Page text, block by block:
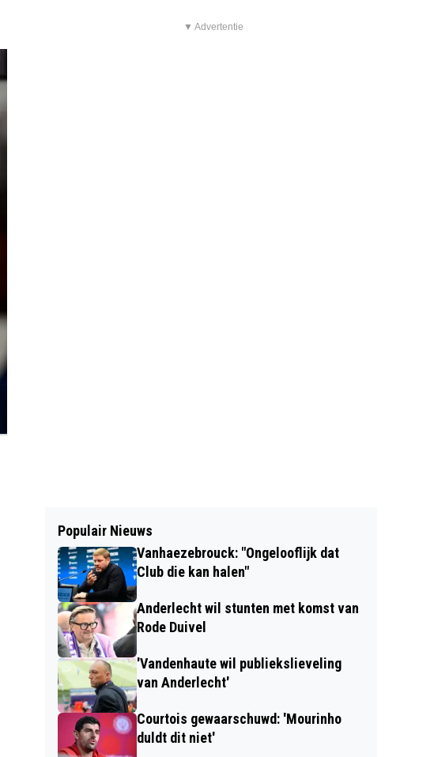
▼ Advertentie
Populair Nieuws
Vanhaezebrouck: "Ongelooflijk dat
Club die kan halen"
Anderlecht wil stunten met komst van
Rode Duivel
'Vandenhaute wil publiekslieveling
van Anderlecht'
Courtois gewaarschuwd: 'Mourinho
duldt dit niet'